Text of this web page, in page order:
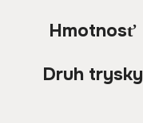
Hmotnosť
Druh trysky